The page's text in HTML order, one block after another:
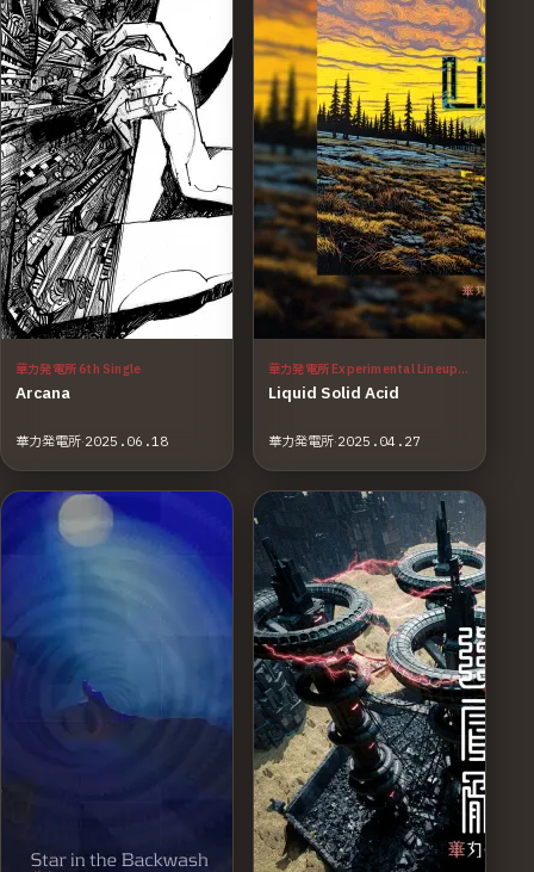
華力発電所 6th Single
Arcana
華力発電所·2025.06.18
華力発電所 Experimental Lineup Vol.2
Liquid Solid Acid
華力発電所·2025.04.27